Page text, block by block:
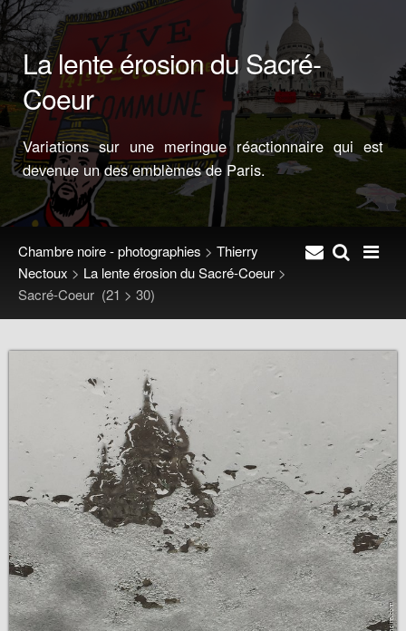
La lente érosion du Sacré-
Coeur
Variations sur une meringue réactionnaire qui est
devenue un des emblèmes de Paris.
Chambre noire - photographies > Thierry
Nectoux > La lente érosion du Sacré-Coeur >
Sacré-Coeur (21 > 30)